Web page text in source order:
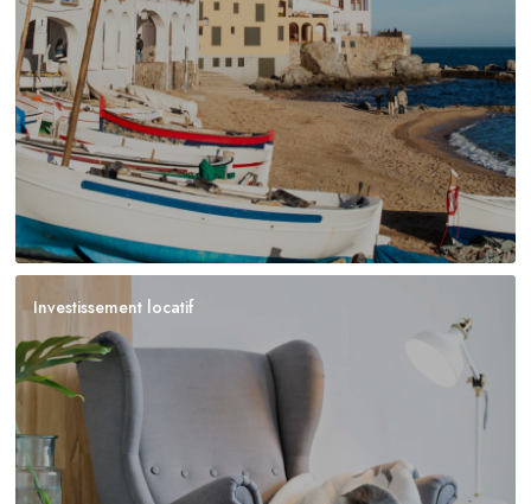
Investissement locatif